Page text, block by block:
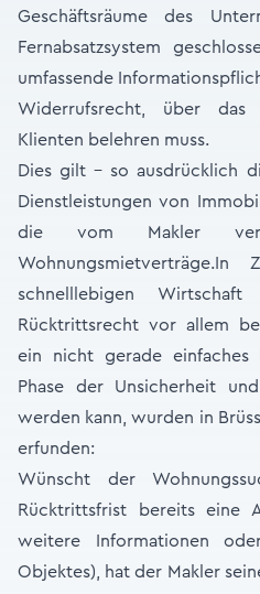
Geschäftsräume des
Fernabsatzsystem
umfassende
Widerrufsrecht, über
Klienten belehren muss.
Dies gilt – so ausdrücklich
Dienstleistungen von
die vom Makler
schnelllebigen
Rücktrittsrecht vor allem
ein nicht gerade einfaches
Phase der Unsicherheit
werden kann, wurden in
erfunden:
Wünscht der
Rücktrittsfrist bereits eine
weitere Informationen
Objektes), hat der Makler